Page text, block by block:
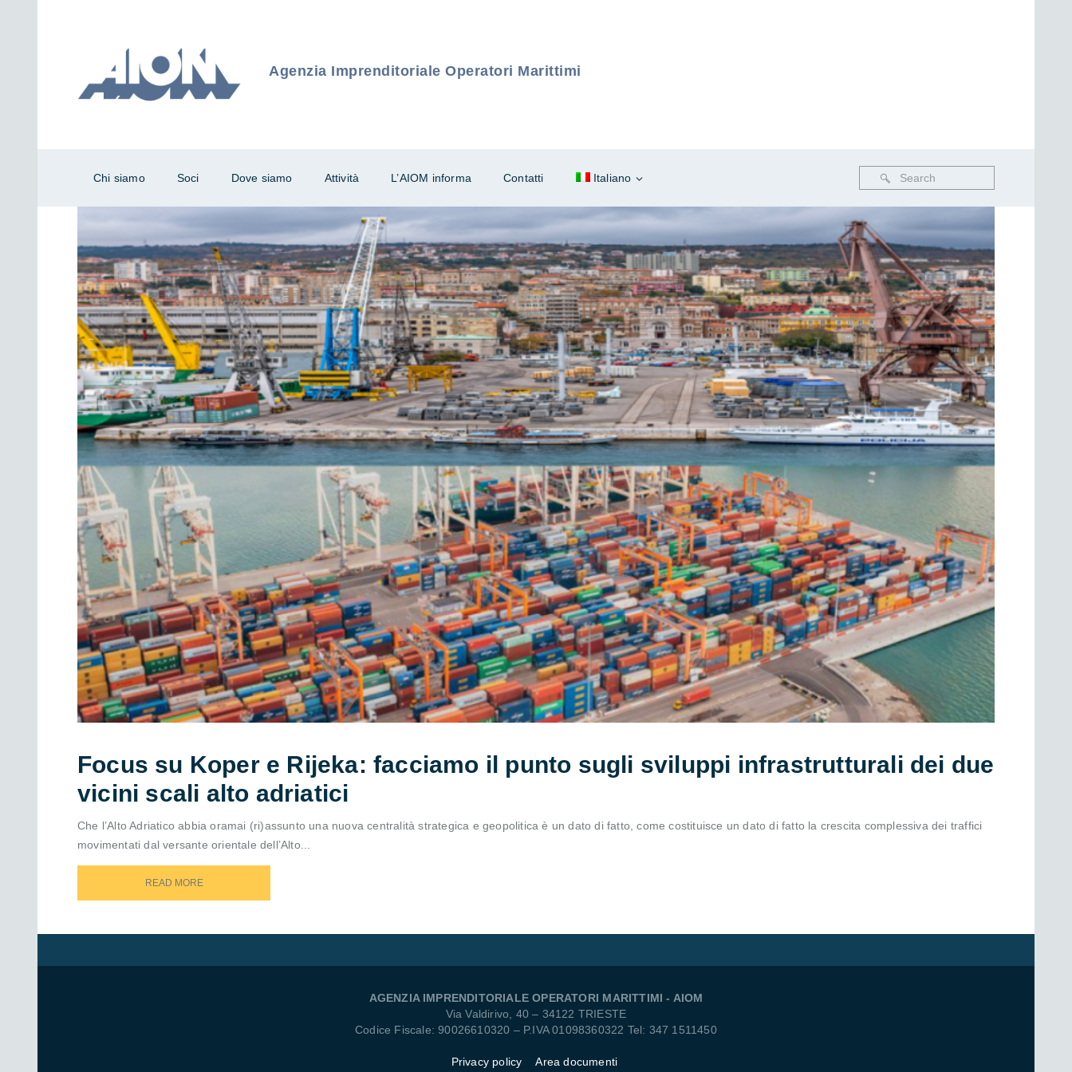
Agenzia Imprenditoriale Operatori Marittimi
Chi siamo Soci Dove siamo Attività L’AIOM informa Contatti Italiano
Focus su Koper e Rijeka: facciamo il punto sugli sviluppi infrastrutturali dei due
vicini scali alto adriatici
Che l’Alto Adriatico abbia oramai (ri)assunto una nuova centralità strategica e geopolitica è un dato di fatto, come costituisce un dato di fatto la crescita complessiva dei traffici
movimentati dal versante orientale dell’Alto...
READ MORE
AGENZIA IMPRENDITORIALE OPERATORI MARITTIMI - AIOM
Via Valdirivo, 40 – 34122 TRIESTE
Codice Fiscale: 90026610320 – P.IVA 01098360322 Tel: 347 1511450
Privacy policy
Area documenti